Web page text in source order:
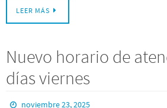
LEER MÁS
Nuevo horario de
días viernes
noviembre 23, 2025